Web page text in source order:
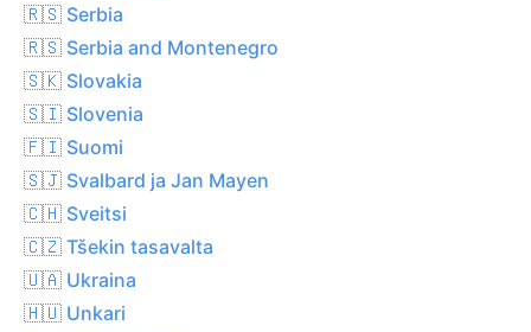
🇷🇸 Serbia
🇷🇸 Serbia and Montenegro
🇸🇰 Slovakia
🇸🇮 Slovenia
🇫🇮 Suomi
🇸🇯 Svalbard ja Jan Mayen
🇨🇭 Sveitsi
🇨🇿 Tšekin tasavalta
🇺🇦 Ukraina
🇭🇺 Unkari